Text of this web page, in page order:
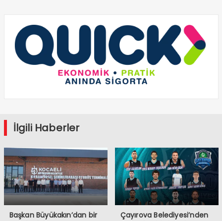
İlgili Haberler
Başkan Büyükakın’dan bir
Çayırova Belediyesi’nden